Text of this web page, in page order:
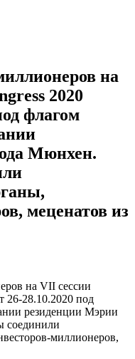
на
2020
флагом
Мюнхен.
меценатов из
на VII сессии
26-28.10.2020 под
резиденции Мэрии
соединили
миллионеров,